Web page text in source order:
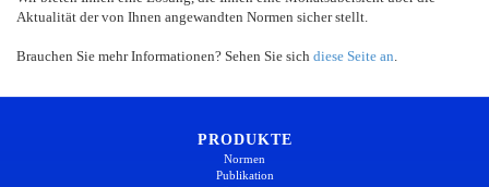
Aktualität der von Ihnen angewandten Normen sicher stellt.
Brauchen Sie mehr Informationen? Sehen Sie sich diese Seite an
PRODUKTE
Normen
Publikation